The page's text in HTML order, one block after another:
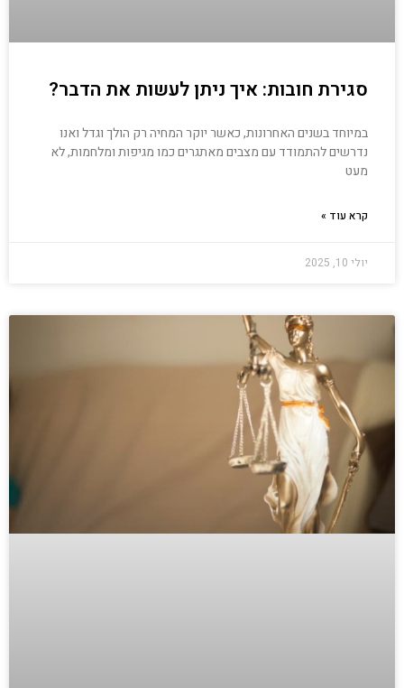
סגירת חובות: איך ניתן לעשות את הדבר?
במיוחד בשנים האחרונות, כאשר יוקר המחיה רק הולך וגדל ואנו
נדרשים להתמודד עם מצבים מאתגרים כמו מגיפות ומלחמות, לא
מעט
קרא עוד »
יולי 10, 2025